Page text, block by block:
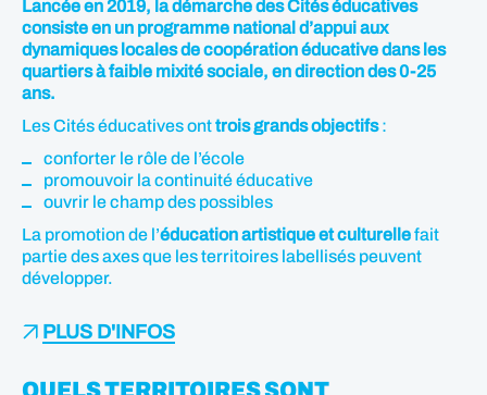
Lancée en 2019, la démarche des Cités éducatives
consiste en un programme national d’appui aux
dynamiques locales de coopération éducative dans les
quartiers à faible mixité sociale, en direction des 0-25
ans.
Les Cités éducatives onttrois grands objectifs:
conforter le rôle de l’école
promouvoir la continuité éducative
ouvrir le champ des possibles
La promotion de l’éducation artistique et culturellefait
partie des axes que les territoires labellisés peuvent
développer.
PLUS D'INFOS